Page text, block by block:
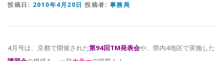
投稿日: 2010年4月20日 投稿者: 事務局
4月号は、京都で開催された第94回TM発表会や、県内4地区で実施した